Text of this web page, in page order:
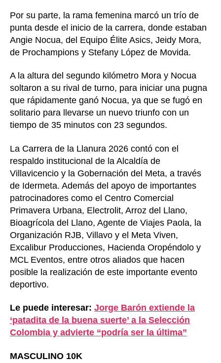
Por su parte, la rama femenina marcó un trío de
punta desde el inicio de la carrera, donde estaban
Angie Nocua, del Equipo Élite Asics, Jeidy Mora,
de Prochampions y Stefany López de Movida.
A la altura del segundo kilómetro Mora y Nocua
soltaron a su rival de turno, para iniciar una pugna
que rápidamente ganó Nocua, ya que se fugó en
solitario para llevarse un nuevo triunfo con un
tiempo de 35 minutos con 23 segundos.
La Carrera de la Llanura 2026 contó con el
respaldo institucional de la Alcaldía de
Villavicencio y la Gobernación del Meta, a través
de Idermeta. Además del apoyo de importantes
patrocinadores como el Centro Comercial
Primavera Urbana, Electrolit, Arroz del Llano,
Bioagrícola del Llano, Agente de Viajes Paola, la
Organización RJB, Villavo y el Meta Viven,
Excalibur Producciones, Hacienda Oropéndolo y
MCL Eventos, entre otros aliados que hacen
posible la realización de este importante evento
deportivo.
Le puede interesar: Jorge Barón extiende la
‘patadita de la buena suerte’ a la Selección
Colombia y advierte “podría ser la última”
MASCULINO 10K